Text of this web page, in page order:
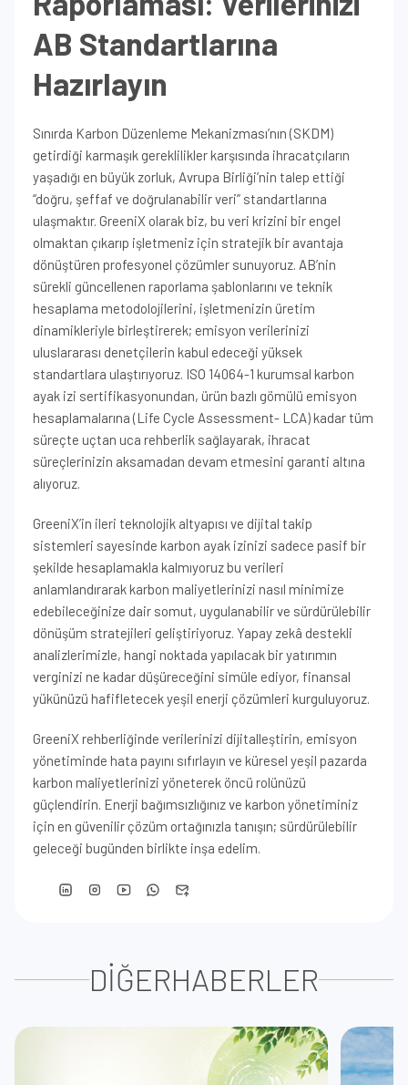
AB Standartlarına
Hazırlayın
Sınırda Karbon Düzenleme Mekanizması’nın (SKDM)
getirdiği karmaşık gereklilikler karşısında ihracatçıların
yaşadığı en büyük zorluk, Avrupa Birliği’nin talep ettiği
“doğru, şeffaf ve doğrulanabilir veri” standartlarına
ulaşmaktır. GreeniX olarak biz, bu veri krizini bir engel
olmaktan çıkarıp işletmeniz için stratejik bir avantaja
dönüştüren profesyonel çözümler sunuyoruz. AB’nin
sürekli güncellenen raporlama şablonlarını ve teknik
hesaplama metodolojilerini, işletmenizin üretim
dinamikleriyle birleştirerek; emisyon verilerinizi
uluslararası denetçilerin kabul edeceği yüksek
standartlara ulaştırıyoruz. ISO 14064-1 kurumsal karbon
ayak izi sertifikasyonundan, ürün bazlı gömülü emisyon
hesaplamalarına (Life Cycle Assessment- LCA) kadar tüm
süreçte uçtan uca rehberlik sağlayarak, ihracat
süreçlerinizin aksamadan devam etmesini garanti altına
alıyoruz.
GreeniX’in ileri teknolojik altyapısı ve dijital takip
sistemleri sayesinde karbon ayak izinizi sadece pasif bir
şekilde hesaplamakla kalmıyoruz bu verileri
anlamlandırarak karbon maliyetlerinizi nasıl minimize
edebileceğinize dair somut, uygulanabilir ve sürdürülebilir
dönüşüm stratejileri geliştiriyoruz. Yapay zekâ destekli
analizlerimizle, hangi noktada yapılacak bir yatırımın
verginizi ne kadar düşüreceğini simüle ediyor, finansal
yükünüzü hafifletecek yeşil enerji çözümleri kurguluyoruz.
GreeniX rehberliğinde verilerinizi dijitalleştirin, emisyon
yönetiminde hata payını sıfırlayın ve küresel yeşil pazarda
karbon maliyetlerinizi yöneterek öncü rolünüzü
güçlendirin. Enerji bağımsızlığınız ve karbon yönetiminiz
için en güvenilir çözüm ortağınızla tanışın; sürdürülebilir
geleceği bugünden birlikte inşa edelim.
DİĞERHABERLER